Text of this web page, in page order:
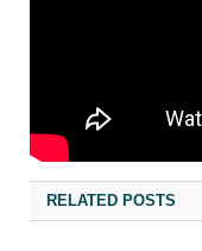
RELATED POSTS